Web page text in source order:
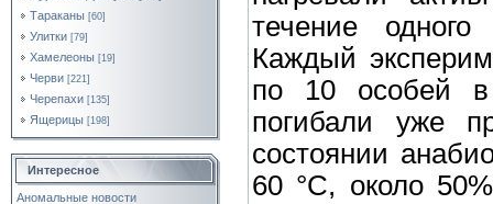
Тараканы [60]
Улитки [79]
Хамелеоны [19]
Черви [221]
Черепахи [135]
Ящерицы [198]
Интересное
Аномальные новости
течение
Каждый
по 10 особей в
погибали уже
состоянии
60 °C, около